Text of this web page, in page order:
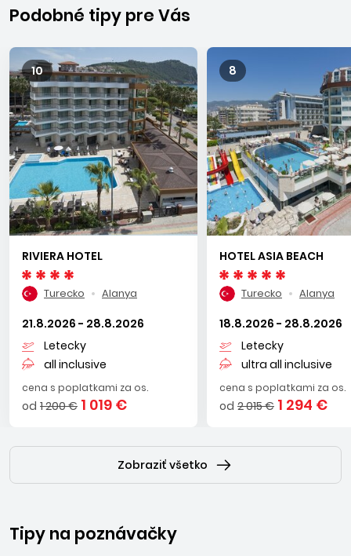
z letiska v Antalyi do Alanye trvá približne 3 hod.
Podobné tipy pre Vás
10
RIVIERA HOTEL
Turecko Alanya
21.8.2026 - 28.8.2026
Letecky
all inclusive
cena s poplatkami za os.
od 1 200 € 1 019 €
8
HOTEL ASIA BEACH
Turecko Alanya
18.8.2026 - 28.8.2026
Letecky
ultra all inclusive
cena s poplatkami za os.
od 2 015 € 1 294 €
Zobraziť všetko
Tipy na poznávačky